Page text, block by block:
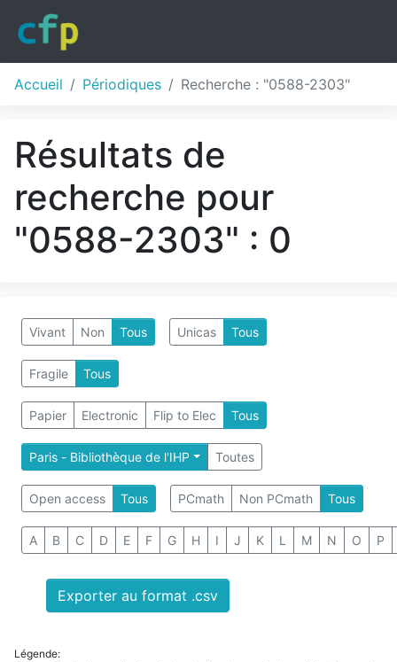
Accueil Périodiques Recherche : "0588-2303"
Résultats de
recherche pour
"0588-2303" : 0
Vivant Non Tous Unicas Tous
Fragile Tous
Papier Electronic Flip to Elec Tous
Paris - Bibliothèque de l'IHP Toutes
Open access Tous PCmath Non PCmath Tous
A B C D E F G H I J K L M N O P
Exporter au format .csv
Légende: